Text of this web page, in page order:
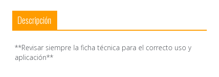
Descripción
**Revisar siempre la ficha técnica para el correcto uso y
aplicación**